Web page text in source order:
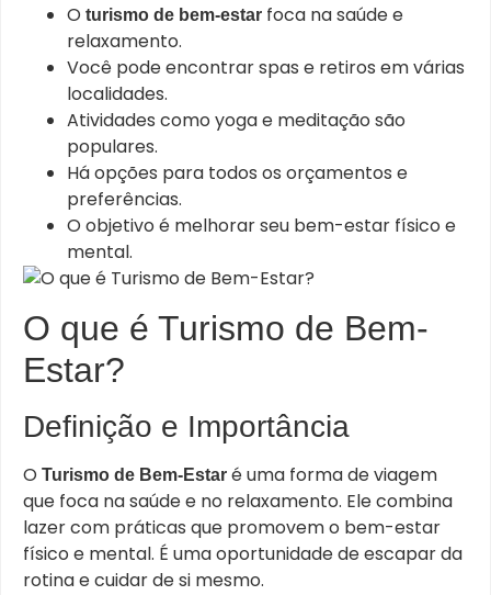
O turismo de bem-estar foca na saúde e
relaxamento.
Você pode encontrar spas e retiros em várias
localidades.
Atividades como yoga e meditação são
populares.
Há opções para todos os orçamentos e
preferências.
O objetivo é melhorar seu bem-estar físico e
mental.
O que é Turismo de Bem-
Estar?
Definição e Importância
O Turismo de Bem-Estar é uma forma de viagem
que foca na saúde e no relaxamento. Ele combina
lazer com práticas que promovem o bem-estar
físico e mental. É uma oportunidade de escapar da
rotina e cuidar de si mesmo.